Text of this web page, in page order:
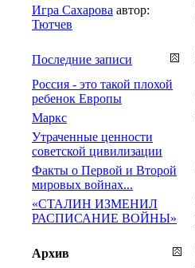
Игра Сахарова автор:
Тютчев
Последние записи
Россия - это такой плохой
ребенок Европы
Маркс
Утраченные ценности
советской цивилизации
Факты о Первой и Второй
мировых войнах...
«СТАЛИН ИЗМЕНИЛ
РАСПИСАНИЕ ВОЙНЫ»
Архив